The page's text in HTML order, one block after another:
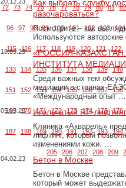
72 73 74 75 76 77 78 79 80 81 82
96 97 98 99 100 101 102 103 104
115 116 117 118 119 120 121 122
133 134 135 136 137 138 139 140
151 152 153 154 155 156 157 158
169 170 171 172 173 174 175 176
187 188 189 190 191 192 193 194
205 206 207 208 209
Как выбрать службу
разочароваться?
Посмотрите – как
Используются
18.09.23
«РОССИЯ-
ИНСТИТУТА
Среди важных тем
медиации в странах
«Международный опыт …
05.03.23 Игольчатый RF-
Клиника «Акварель»
лифтинг, который
изменениями кожи. …
04.02.23 Бетон в Москве
Бетон в Москве
который может